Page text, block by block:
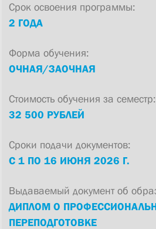
Срок освоения программы:
2 ГОДА
Форма обучения:
ОЧНАЯ/ЗАОЧНАЯ
Стоимость обучения за семестр:
32 500 РУБЛЕЙ
Сроки подачи документов:
С 1 ПО 16 ИЮНЯ 2026 Г.
Выдаваемый документ об
ДИПЛОМ О
ПЕРЕПОДГОТОВКЕ